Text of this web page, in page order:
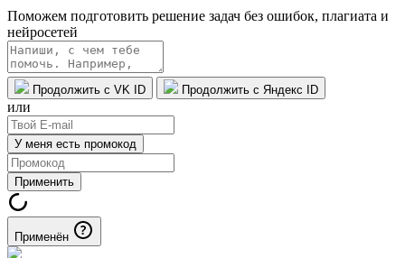
Поможем подготовить решение задач без ошибок, плагиата и
нейросетей
Продолжить с VK ID Продолжить с Яндекс ID
или
У меня есть промокод
Применить
Применён